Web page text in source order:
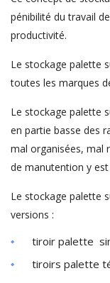
pénibilité du travail
productivité.
Le stockage palette
toutes les marques
Le stockage palette
en partie basse des
mal organisées, mal
de manutention y
Le stockage palette
versions :
tiroir palette
tiroirs palette